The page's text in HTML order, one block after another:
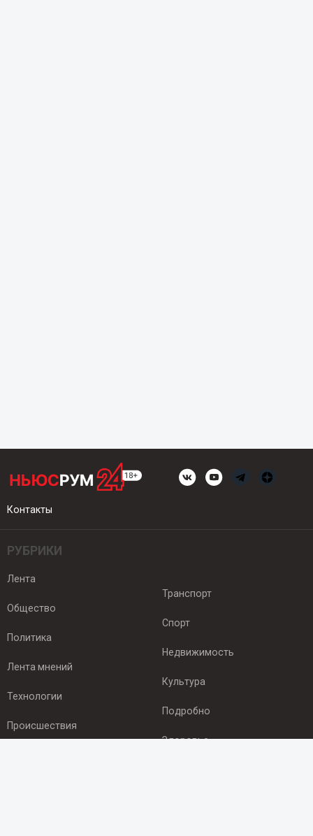
Контакты
РУБРИКИ
Лента
Общество
Политика
Лента мнений
Технологии
Происшествия
Транспорт
Спорт
Недвижимость
Культура
Подробно
Здоровье